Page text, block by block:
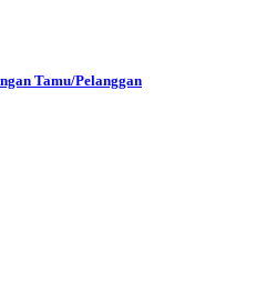
Tamu/Pelanggan